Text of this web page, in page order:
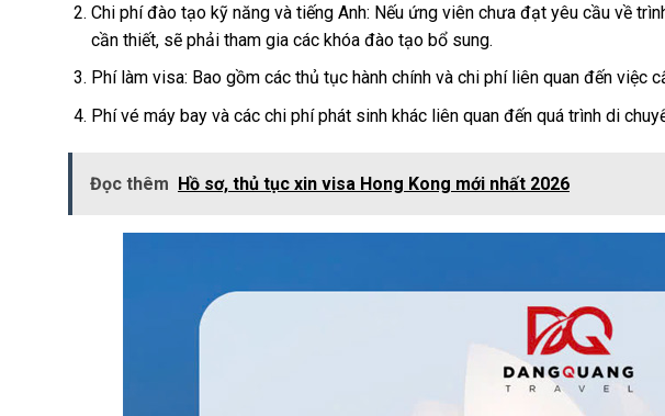
Chi phí đào tạo kỹ năng và tiếng Anh: Nếu ứng viên chưa đạt yêu cầu về
cần thiết, sẽ phải tham gia các khóa đào tạo bổ sung.
Phí làm visa: Bao gồm các thủ tục hành chính và chi phí liên quan đến việc
Phí vé máy bay và các chi phí phát sinh khác liên quan đến quá trình di
Đọc thêm Hồ sơ, thủ tục xin visa Hong Kong mới nhất 2026